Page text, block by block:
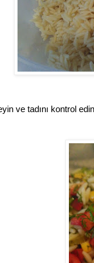
ve tadını kontrol